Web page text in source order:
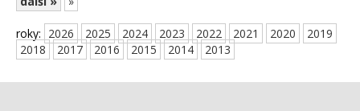
roky: 2026 2025 2024 2023 2022 2021 2020
2019
2018
2017 2016 2015 2014 2013